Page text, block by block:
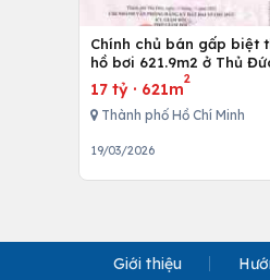
Chính chủ bán gấp biệt
hồ bơi 621.9m2 ở Thủ
17 tỷ · 621m
2
Thành phố Hồ Chí Minh
19/03/2026
Giới thiệu